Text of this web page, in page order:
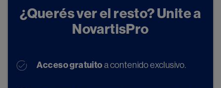
Mail
seleccionar 1 curso máximo):
¿Querés ver el resto? Unite a
NovartisPro
Acceso gratuito a contenido exclusivo.